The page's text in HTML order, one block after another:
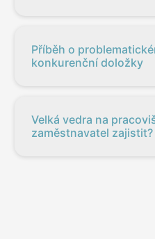
Příběh o
konkurenční doložky
Velká vedra na
zaměstnavatel zajistit?